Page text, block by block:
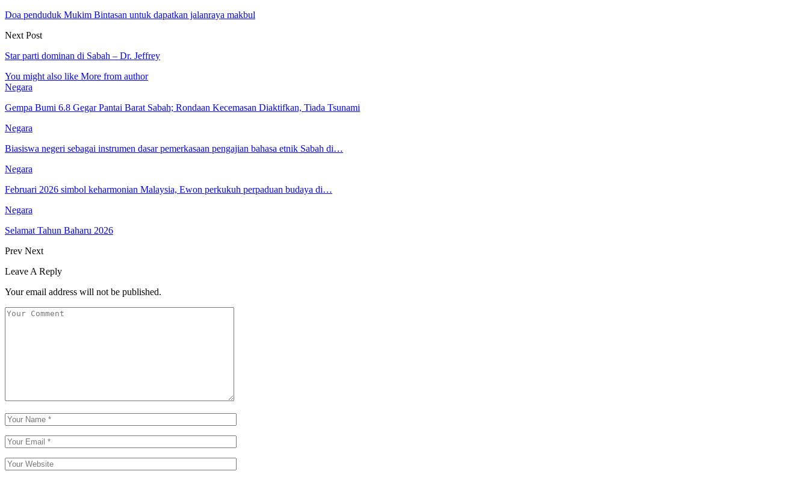
Doa penduduk Mukim Bintasan untuk dapatkan jalanraya makbul
Next Post
Star parti dominan di Sabah – Dr. Jeffrey
You might also like More from author
Negara
Gempa Bumi 6.8 Gegar Pantai Barat Sabah; Rondaan Kecemasan Diaktifkan, Tiada Tsunami
Negara
Biasiswa negeri sebagai instrumen dasar pemerkasaan pengajian bahasa etnik Sabah di…
Negara
Februari 2026 simbol keharmonian Malaysia, Ewon perkukuh perpaduan budaya di…
Negara
Selamat Tahun Baharu 2026
Prev Next
Leave A Reply
Your email address will not be published.